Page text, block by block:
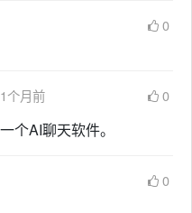
0
1个月前 0
个AI聊天软件。
0